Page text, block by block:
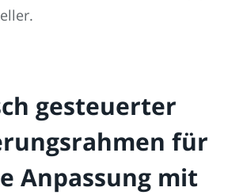
gesteuerter
für
Anpassung mit